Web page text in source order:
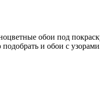
обои под
и обои с